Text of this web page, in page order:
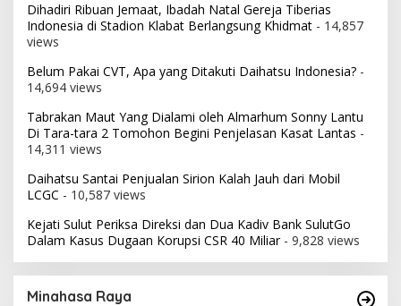
Dihadiri Ribuan Jemaat, Ibadah Natal Gereja Tiberias
Indonesia di Stadion Klabat Berlangsung Khidmat - 14,857
views
Belum Pakai CVT, Apa yang Ditakuti Daihatsu Indonesia? -
14,694 views
Tabrakan Maut Yang Dialami oleh Almarhum Sonny Lantu
Di Tara-tara 2 Tomohon Begini Penjelasan Kasat Lantas -
14,311 views
Daihatsu Santai Penjualan Sirion Kalah Jauh dari Mobil
LCGC - 10,587 views
Kejati Sulut Periksa Direksi dan Dua Kadiv Bank SulutGo
Dalam Kasus Dugaan Korupsi CSR 40 Miliar- 9,828 views
Minahasa Raya